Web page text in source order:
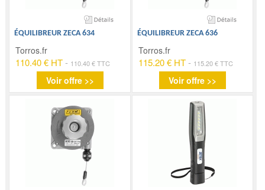
ÉQUILIBREUR ZECA 634
Torros.fr
110.40 € HT - 110.40 € TTC
Voir offre >>
ÉQUILIBREUR ZECA 636
Torros.fr
115.20 € HT- 115.20 € TTC
Voir offre >>